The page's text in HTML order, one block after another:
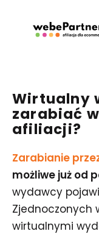
Wirtualny
zarabiać
afiliacji?
Zarabianie
możliwe już od
wydawcy
Zjednoczonych
wirtualnymi